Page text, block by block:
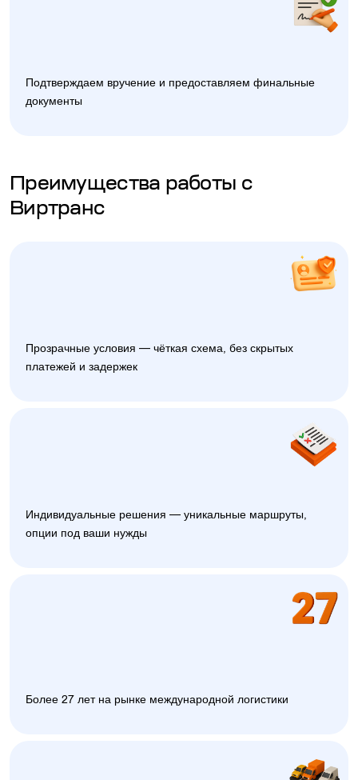
Подтверждаем вручение и предоставляем финальные
документы
Преимущества работы с
Виртранс
Прозрачные условия — чёткая схема, без скрытых
платежей и задержек
Индивидуальные решения — уникальные маршруты,
опции под ваши нужды
Более 27 лет на рынке международной логистики